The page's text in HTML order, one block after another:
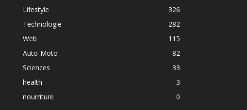
Lifestyle
326
Technologie
282
Web
115
Auto-Moto
82
Sciences
33
health
3
nourriture
0